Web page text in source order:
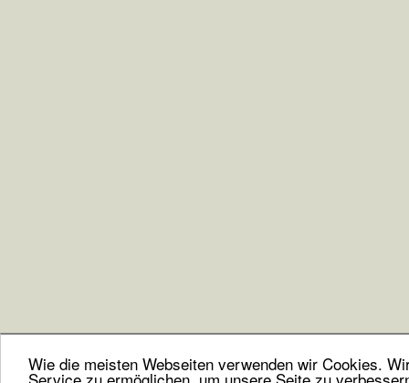
Wie die meisten Webseiten verwenden wir Cookies.